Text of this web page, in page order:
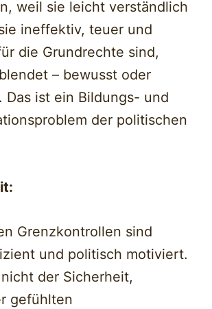
weil sie leicht verständlich
ineffektiv, teuer und
die Grundrechte sind,
– bewusst oder
Das ist ein Bildungs- und
der politischen
Grenzkontrollen sind
und politisch motiviert.
der Sicherheit,
gefühlten